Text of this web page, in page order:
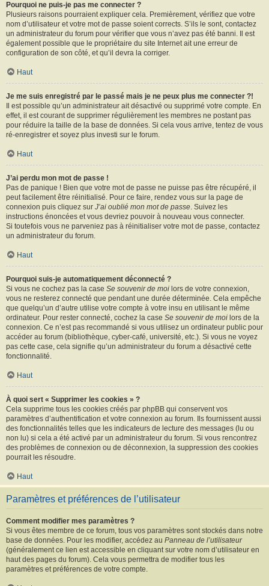
Pourquoi ne puis-je pas me connecter ?
Plusieurs raisons pourraient expliquer cela. Premièrement, vérifiez que votre
nom d’utilisateur et votre mot de passe soient corrects. S’ils le sont, contactez
un administrateur du forum pour vérifier que vous n’avez pas été banni. Il est
également possible que le propriétaire du site Internet ait une erreur de
configuration de son côté, et qu’il devra la corriger.
Haut
Je me suis enregistré par le passé mais je ne peux plus me connecter ?!
Il est possible qu’un administrateur ait désactivé ou supprimé votre compte. En
effet, il est courant de supprimer régulièrement les membres ne postant pas
pour réduire la taille de la base de données. Si cela vous arrive, tentez de vous
ré-enregistrer et soyez plus investi sur le forum.
Haut
J’ai perdu mon mot de passe !
Pas de panique ! Bien que votre mot de passe ne puisse pas être récupéré, il
peut facilement être réinitialisé. Pour ce faire, rendez vous sur la page de
connexion puis cliquez sur J’ai oublié mon mot de passe. Suivez les
instructions énoncées et vous devriez pouvoir à nouveau vous connecter.
Si toutefois vous ne parveniez pas à réinitialiser votre mot de passe, contactez
un administrateur du forum.
Haut
Pourquoi suis-je automatiquement déconnecté ?
Si vous ne cochez pas la case Se souvenir de moi lors de votre connexion,
vous ne resterez connecté que pendant une durée déterminée. Cela empêche
que quelqu’un d’autre utilise votre compte à votre insu en utilisant le même
ordinateur. Pour rester connecté, cochez la case Se souvenir de moi lors de la
connexion. Ce n’est pas recommandé si vous utilisez un ordinateur public pour
accéder au forum (bibliothèque, cyber-café, université, etc.). Si vous ne voyez
pas cette case, cela signifie qu’un administrateur du forum a désactivé cette
fonctionnalité.
Haut
À quoi sert « Supprimer les cookies » ?
Cela supprime tous les cookies créés par phpBB qui conservent vos
paramètres d’authentification et votre connexion au forum. Ils fournissent aussi
des fonctionnalités telles que les indicateurs de lecture des messages (lu ou
non lu) si cela a été activé par un administrateur du forum. Si vous rencontrez
des problèmes de connexion ou de déconnexion, la suppression des cookies
pourrait les résoudre.
Haut
Paramètres et préférences de l’utilisateur
Comment modifier mes paramètres ?
Si vous êtes membre de ce forum, tous vos paramètres sont stockés dans notre
base de données. Pour les modifier, accédez au Panneau de l’utilisateur
(généralement ce lien est accessible en cliquant sur votre nom d’utilisateur en
haut des pages du forum). Cela vous permettra de modifier tous les
paramètres et préférences de votre compte.